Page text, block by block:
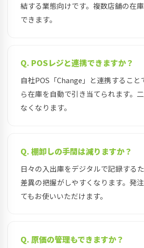
結する業態向けです。複数店舗の在
できます。
Q. POSレジと連携できますか？
自社POS「Change」と連携すること
ら在庫を自動で引き当てられます。
なくなります。
Q. 棚卸しの手間は減りますか？
日々の入出庫をデジタルで記録する
差異の把握がしやすくなります。発
てもお使いいただけます。
Q. 原価の管理もできますか？